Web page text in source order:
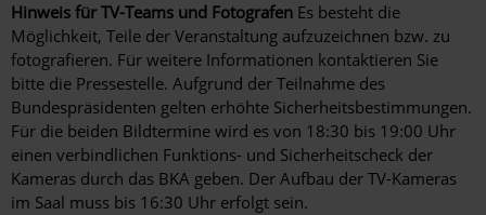
Hinweis für TV-Teams und Fotografen Es besteht die
Möglichkeit, Teile der Veranstaltung aufzuzeichnen bzw. zu
fotografieren. Für weitere Informationen kontaktieren Sie
bitte die Pressestelle. Aufgrund der Teilnahme des
Bundespräsidenten gelten erhöhte Sicherheitsbestimmungen.
Für die beiden Bildtermine wird es von 18:30 bis 19:00 Uhr
einen verbindlichen Funktions- und Sicherheitscheck der
Kameras durch das BKA geben. Der Aufbau der TV-Kameras
im Saal muss bis 16:30 Uhr erfolgt sein.